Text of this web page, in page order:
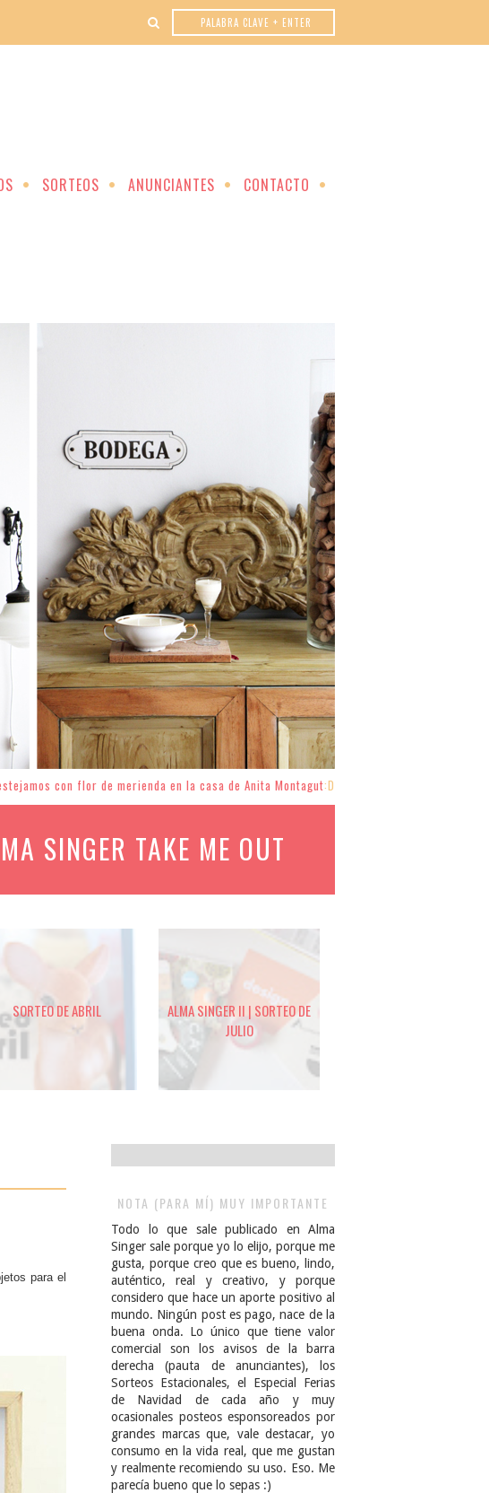
SORTEOS ANUNCIANTES CONTACTO
con flor de merienda en la casa de Anita Montagut:D
SINGER TAKE ME OUT
SORTEO DE ABRIL
ALMA SINGER II | SORTEO DE
JULIO
para el
NOTA (PARA MÍ) MUY IMPORTANTE
Todo lo que sale publicado en Alma
Singer sale porque yo lo elijo, porque me
gusta, porque creo que es bueno, lindo,
auténtico, real y creativo, y porque
considero que hace un aporte positivo al
mundo. Ningún post es pago, nace de la
buena onda. Lo único que tiene valor
comercial son los avisos de la barra
derecha (pauta de anunciantes), los
Sorteos Estacionales, el Especial Ferias
de Navidad de cada año y muy
ocasionales posteos esponsoreados por
grandes marcas que, vale destacar, yo
consumo en la vida real, que me gustan
y realmente recomiendo su uso. Eso. Me
parecía bueno que lo sepas :)